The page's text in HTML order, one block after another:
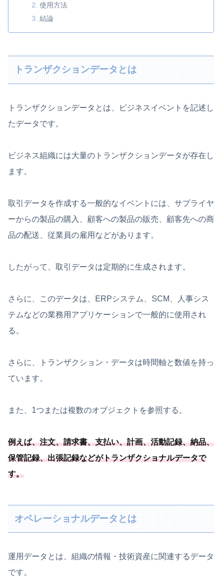
使用方法
結論
トランザクションデータとは
トランザクションデータとは、ビジネスイベントを記述し
たデータです。
ビジネス組織には大量のトランザクションデータが存在し
ます。
取引データを作成する一般的なイベントには、サプライヤ
ーからの製品の購入、顧客への製品の販売、顧客先への商
品の配送、従業員の雇用などがあります。
したがって、取引データは定期的に生成されます。
さらに、このデータは、ERPシステム、SCM、人事シス
テムなどの業務用アプリケーションで一般的に使用され
る。
さらに、トランザクション・データは時間軸と数値を持っ
ています。
また、1つまたは複数のオブジェクトを参照する。
例えば、注文、請求書、支払い、計画、活動記録、納品、
保管記録、出張記録などがトランザクショナルデータで
す。
オペレーショナルデータとは
運用データとは、組織の情報・技術資産に関連するデータ
です。